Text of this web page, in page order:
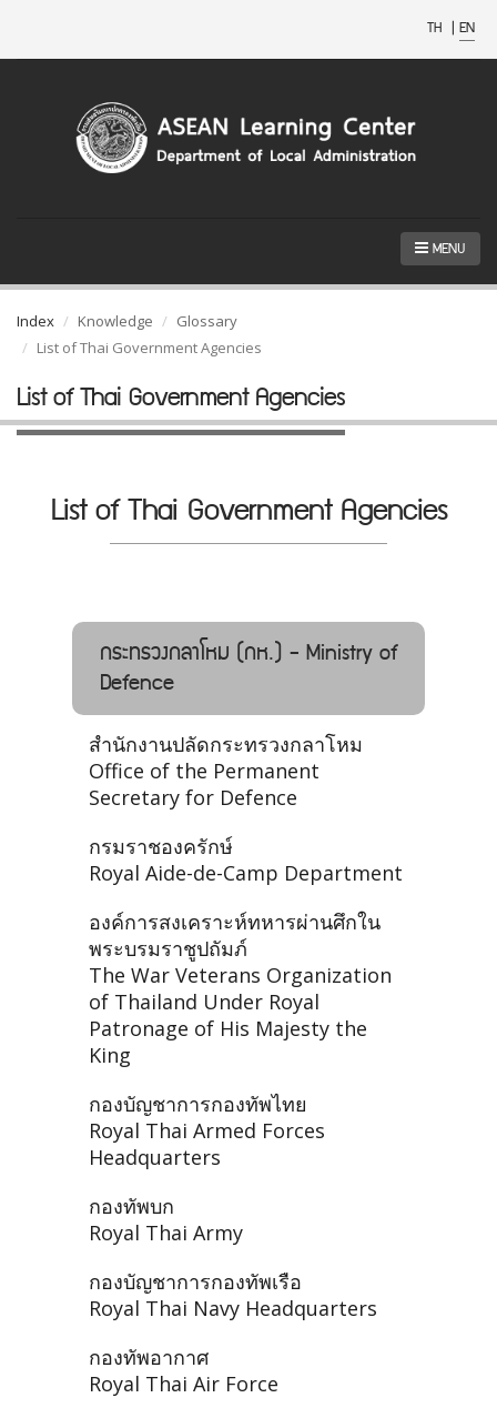
TH | EN
MENU
Index Knowledge
Glossary
List of Thai Government Agencies
List of Thai Government Agencies
List of Thai Government Agencies
กระทรวงกลาโหม (กห.) - Ministry of
Defence
สำนักงานปลัดกระทรวงกลาโหม
Office of the Permanent
Secretary for Defence
กรมราชองครักษ์
Royal Aide-de-Camp Department
องค์การสงเคราะห์ทหารผ่านศึกใน
พระบรมราชูปถัมภ์
The War Veterans Organization
of Thailand Under Royal
Patronage of His Majesty the
King
กองบัญชาการกองทัพไทย
Royal Thai Armed Forces
Headquarters
กองทัพบก
Royal Thai Army
กองบัญชาการกองทัพเรือ
Royal Thai Navy Headquarters
กองทัพอากาศ
Royal Thai Air Force